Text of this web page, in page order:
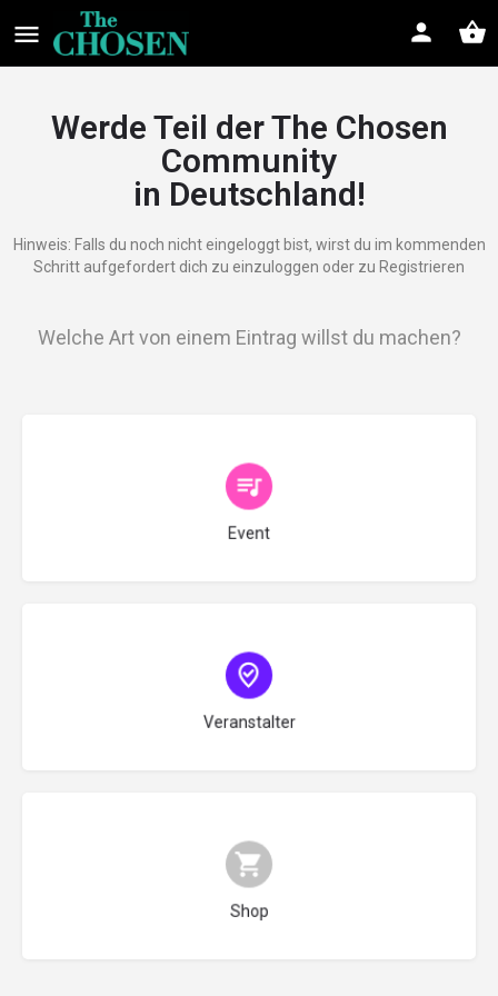
Werde Teil der The Chosen
Community
in Deutschland!
Hinweis: Falls du noch nicht eingeloggt bist, wirst du im kommenden
Schritt aufgefordert dich zu einzuloggen oder zu Registrieren
Welche Art von einem Eintrag willst du machen?
Event
Typ auswählen
Veranstalter
Typ auswählen
Shop
Typ auswählen